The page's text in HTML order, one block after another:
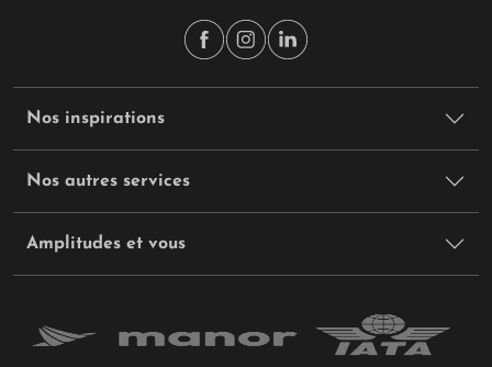
Nos inspirations
Nos autres services
Amplitudes et vous